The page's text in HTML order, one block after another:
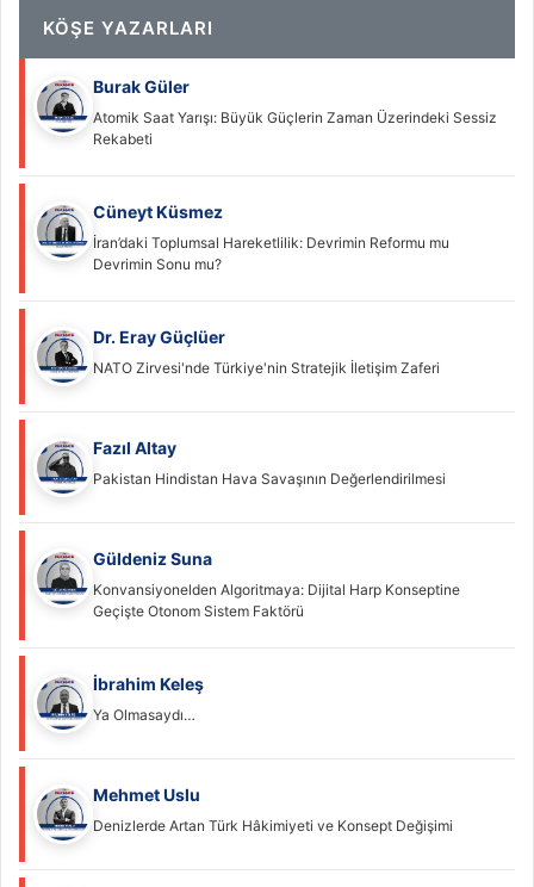
KÖŞE YAZARLARI
Burak Güler
Atomik Saat Yarışı: Büyük Güçlerin Zaman Üzerindeki Sessiz
Rekabeti
Cüneyt Küsmez
İran’daki Toplumsal Hareketlilik: Devrimin Reformu mu
Devrimin Sonu mu?
Dr. Eray Güçlüer
NATO Zirvesi'nde Türkiye'nin Stratejik İletişim Zaferi
Fazıl Altay
Pakistan Hindistan Hava Savaşının Değerlendirilmesi
Güldeniz Suna
Konvansiyonelden Algoritmaya: Dijital Harp Konseptine
Geçişte Otonom Sistem Faktörü
İbrahim Keleş
Ya Olmasaydı…
Mehmet Uslu
Denizlerde Artan Türk Hâkimiyeti ve Konsept Değişimi